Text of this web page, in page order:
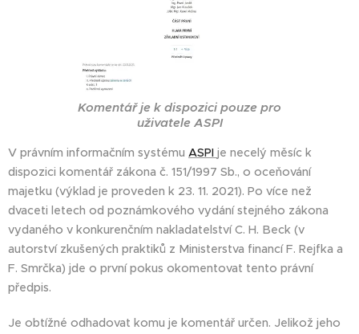
Komentář je k dispozici pouze pro
uživatele ASPI
V právním informačním systému ASPI je necelý měsíc k
dispozici komentář zákona č. 151/1997 Sb., o oceňování
majetku (výklad je proveden k 23. 11. 2021). Po více než
dvaceti letech od poznámkového vydání stejného zákona
vydaného v konkurenčním nakladatelství C. H. Beck (v
autorství zkušených praktiků z Ministerstva financí F. Rejfka a
F. Smrčka) jde o první pokus okomentovat tento právní
předpis.
Je obtížné odhadovat komu je komentář určen. Jelikož jeho